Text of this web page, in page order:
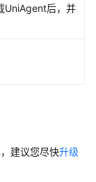
UniAgent后，并
建议您尽快升级